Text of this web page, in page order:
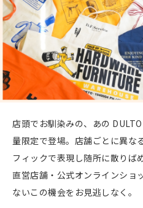
店頭でお馴染みの、あの
量限定で登場。店舗ごとに異な
フィックで表現し随所に散りば
直営店舗‧公式オンラインショ
ないこの機会をお見逃しなく。